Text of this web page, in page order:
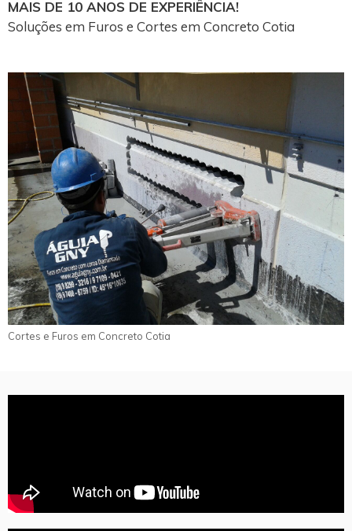
MAIS DE 10 ANOS DE EXPERIÊNCIA!
Soluções em Furos e Cortes em Concreto Cotia
Cortes e Furos em Concreto Cotia